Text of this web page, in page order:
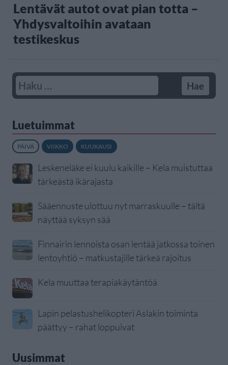
Lentävät autot ovat pian totta –
Yhdysvaltoihin avataan
testikeskus
Luetuimmat
PÄIVÄ VIIKKO KUUKAUSI
Leskeneläke ei kuulu kaikille – Kela muistuttaa
tärkeästä ikärajasta
Sääennuste ulottuu nyt marraskuulle – tältä
näyttää syksyn sää
Finnairin lennoista osan lentää jatkossa toinen
lentoyhtiö – matkustajille tärkeä rajoitus
Kela muuttaa terapiakäytäntöä
Lapin pelastushelikopteri Aslakin toiminta
päättyy – rahat loppuivat
Uusimmat